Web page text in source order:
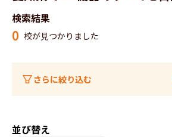
検索結果
0 校が見つかりました
さらに絞り込む
並び替え